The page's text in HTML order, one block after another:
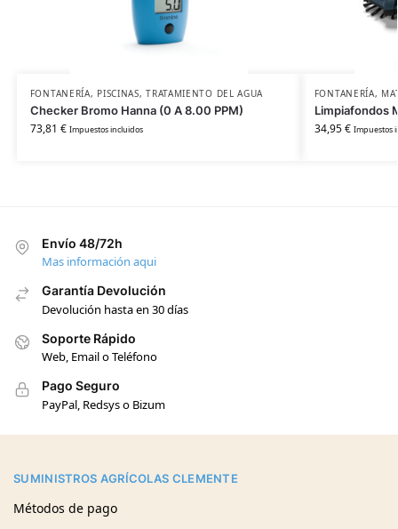
FONTANERÍA, PISCINAS,TRATAMIENTO DEL AGUA
Checker Bromo Hanna (0 A 8.00 PPM)
73,81 € Impuestos incluidos
FONTANERÍA,
Limpiafondos
34,95€ Impuestos
Envío 48/72h
Mas información aqui
Garantía Devolución
Devolución hasta en 30 días
Soporte Rápido
Web, Email o Teléfono
Pago Seguro
PayPal, Redsys o Bizum
SUMINISTROS AGRÍCOLAS CLEMENTE
Métodos de pago